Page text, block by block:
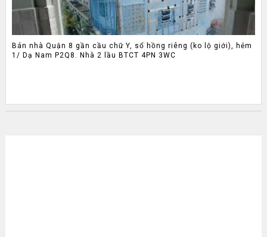
Bán nhà Quận 8 gần cầu chữ Y, sổ hồng riêng (ko lộ giới), hẻm
1/ Dạ Nam P2Q8. Nhà 2 lầu BTCT 4PN 3WC